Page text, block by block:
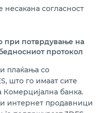
согласност
при потврдување на
протокол
плаќања со
што го имаат сите
Комерцијална банка.
интернет продавници